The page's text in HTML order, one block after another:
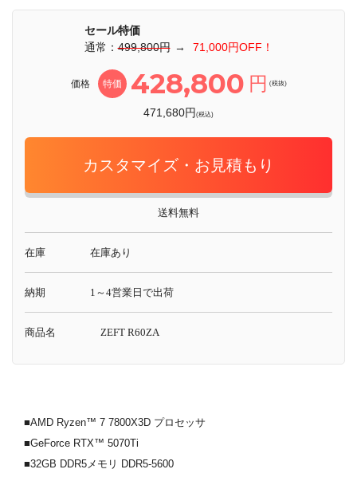
セール特価
通常：499,800円 → 71,000円OFF！
価格 特価 428,800 円 (税抜)
471,680円(税込)
カスタマイズ・お見積もり
送料無料
在庫 在庫あり
納期 1～4営業日で出荷
商品名 ZEFT R60ZA
■AMD Ryzen™ 7 7800X3D プロセッサ
■GeForce RTX™ 5070Ti
■32GB DDR5メモリ DDR5-5600